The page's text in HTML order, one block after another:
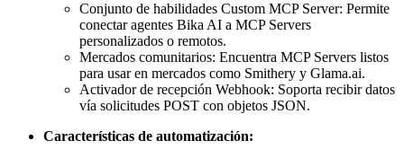
Conjunto de habilidades Custom MCP Server: Permite
conectar agentes Bika AI a MCP Servers
personalizados o remotos.
Mercados comunitarios: Encuentra MCP Servers listos
para usar en mercados como Smithery y Glama.ai.
Activador de recepción Webhook: Soporta recibir datos
vía solicitudes POST con objetos JSON.
Características de automatización: